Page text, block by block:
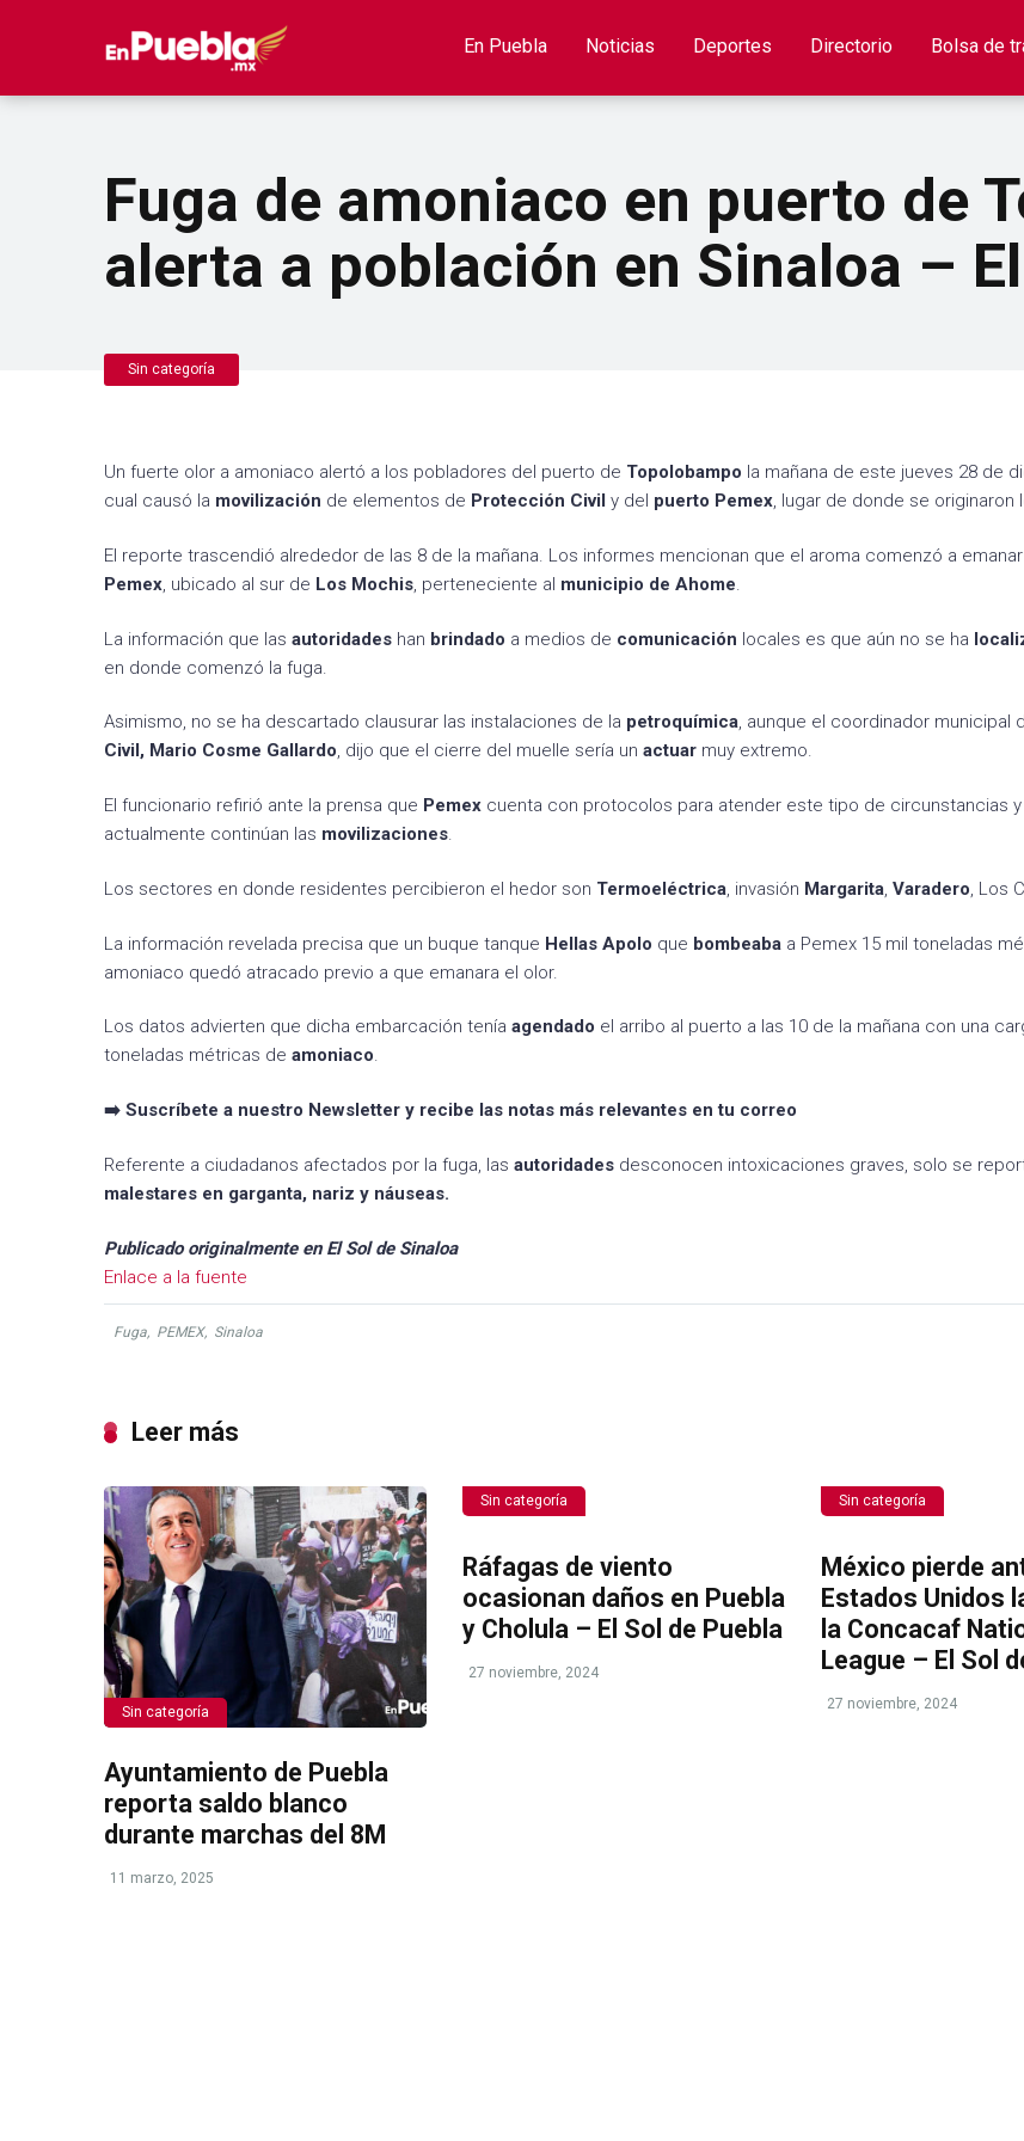
En Puebla Noticias Deportes Directorio Bolsa de
Fuga de amoniaco en puerto de
alerta a población en Sinaloa –
Sin categoría
Un fuerte olor a amoniaco alertó a los pobladores del puerto de Topolobampo la mañana de este jueves 28 de
cual causó la movilización de elementos de Protección Civil y del puerto Pemex, lugar de donde se originaron
El reporte trascendió alrededor de las 8 de la mañana. Los informes mencionan que el aroma comenzó a
Pemex, ubicado al sur de Los Mochis, perteneciente al municipio de Ahome.
La información que las autoridades han brindado a medios de comunicación locales es que aún no se ha
en donde comenzó la fuga.
Asimismo, no se ha descartado clausurar las instalaciones de la petroquímica, aunque el coordinador municipal
Civil, Mario Cosme Gallardo, dijo que el cierre del muelle sería un actuar muy extremo.
El funcionario refirió ante la prensa que Pemex cuenta con protocolos para atender este tipo de circunstancias
actualmente continúan las movilizaciones.
Los sectores en donde residentes percibieron el hedor son Termoeléctrica, invasión Margarita, Varadero, Los
La información revelada precisa que un buque tanque Hellas Apolo que bombeaba a Pemex 15 mil toneladas
amoniaco quedó atracado previo a que emanara el olor.
Los datos advierten que dicha embarcación tenía agendado el arribo al puerto a las 10 de la mañana con una
toneladas métricas de amoniaco.
➡️ Suscríbete a nuestro Newsletter y recibe las notas más relevantes en tu correo
Referente a ciudadanos afectados por la fuga, las autoridades desconocen intoxicaciones graves, solo se
malestares en garganta, nariz y náuseas.
Publicado originalmente en El Sol de Sinaloa
Enlace a la fuente
Fuga, PEMEX, Sinaloa
Leer más
Sin categoría
Ayuntamiento de Puebla
reporta saldo blanco
durante marchas del 8M
11 marzo, 2025
Sin categoría
Ráfagas de viento
ocasionan daños en Puebla
y Cholula – El Sol de Puebla
27 noviembre, 2024
Sin categoría
México pierde
Estados Unidos
la Concacaf
League – El Sol
27 noviembre, 2024